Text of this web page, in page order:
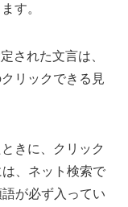
す。
された文言は、
リックできる見
きに、クリック
、ネット検索で
が必ず入ってい